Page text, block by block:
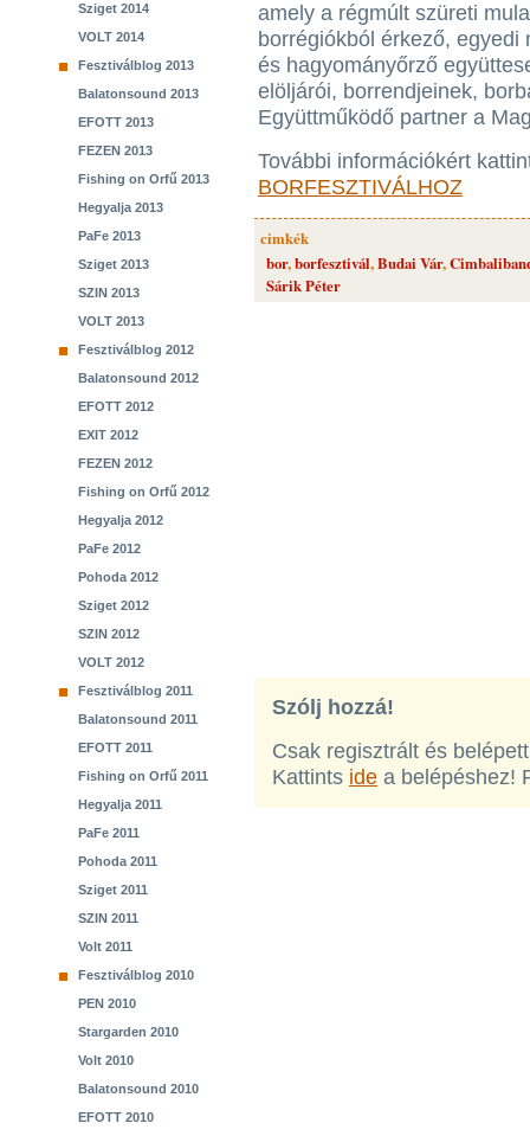
Sziget 2014
VOLT 2014
Fesztiválblog 2013
Balatonsound 2013
EFOTT 2013
FEZEN 2013
Fishing on Orfű 2013
Hegyalja 2013
PaFe 2013
Sziget 2013
SZIN 2013
VOLT 2013
Fesztiválblog 2012
Balatonsound 2012
EFOTT 2012
EXIT 2012
FEZEN 2012
Fishing on Orfű 2012
Hegyalja 2012
PaFe 2012
Pohoda 2012
Sziget 2012
SZIN 2012
VOLT 2012
Fesztiválblog 2011
Balatonsound 2011
EFOTT 2011
Fishing on Orfű 2011
Hegyalja 2011
PaFe 2011
Pohoda 2011
Sziget 2011
SZIN 2011
Volt 2011
Fesztiválblog 2010
PEN 2010
Stargarden 2010
Volt 2010
Balatonsound 2010
EFOTT 2010
amely a régmúlt szüreti
borrégiókból érkező,
és hagyományőrző
elöljárói, borrendjeinek,
Együttműködő partner a
További információkért
BORFESZTIVÁLHOZ
cimkék
bor,borfesztivál,Budai Vár,
Sárik Péter
Szólj hozzá!
Csak regisztrált és
Kattints ide a belépéshez!